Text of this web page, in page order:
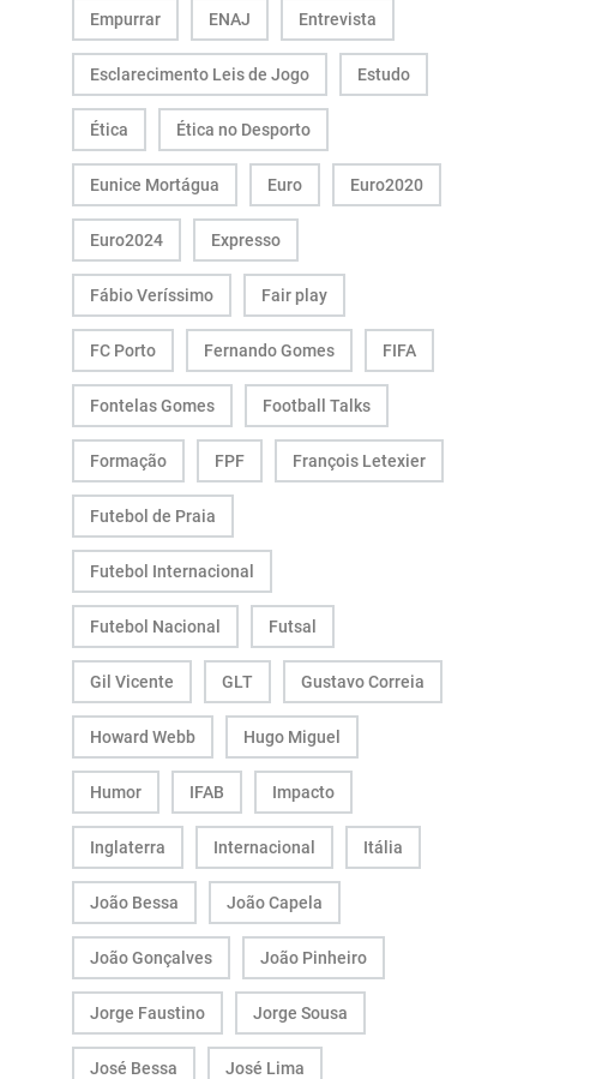
Empurrar ENAJ Entrevista
Esclarecimento Leis de Jogo Estudo
Ética Ética no Desporto
Eunice Mortágua Euro Euro2020
Euro2024 Expresso
Fábio Veríssimo Fair play
FC Porto Fernando Gomes FIFA
Fontelas Gomes Football Talks
Formação FPF François Letexier
Futebol de Praia
Futebol Internacional
Futebol Nacional Futsal
Gil Vicente GLT Gustavo Correia
Howard Webb Hugo Miguel
Humor IFAB Impacto
Inglaterra Internacional Itália
João Bessa João Capela
João Gonçalves João Pinheiro
Jorge Faustino Jorge Sousa
José Bessa José Lima